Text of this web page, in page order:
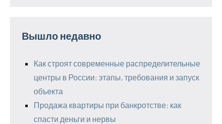
Вышло недавно
Как строят современные распределительные
центры в России: этапы, требования и запуск
объекта
Продажа квартиры при банкротстве: как
спасти деньги и нервы